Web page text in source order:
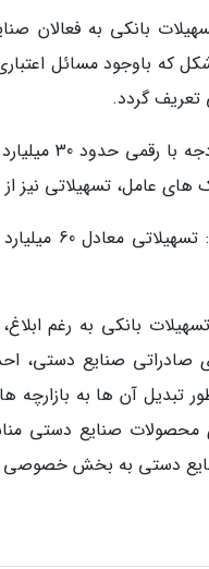
بانکی به فعالان
که باوجود مسائل
تعریف گردد.
وی ادامه
های عامل، تسهیلاتی نیز
معاون
تسهیلات بانکی به رغم
صادراتی صنایع دستی،
تبدیل آن ها به
محصولات صنایع دستی
دستی به بخش